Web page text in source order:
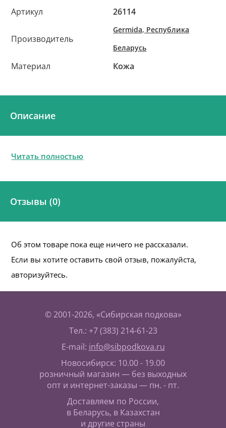
Артикул 26114
Производитель
Germida, Республика
Беларусь
Материал Кожа
Описание
Читать полностью
Отзывы (0)
Об этом товаре пока еще ничего не рассказали.
Если вы хотите оставить свой отзыв, пожалуйста,
авторизуйтесь.
© 2001-2026, «Сибирская подкова»
Тел.: +7 (383) 214-61-23
E-mail: info@sibpodkova.ru
Новосибирск: 10.00 - 19.00
розничный магазин — без выходных
опт и интернет-заказы — пн. - пт.
Доставляем по России,
в Беларусь, в Казахстан
и другие страны